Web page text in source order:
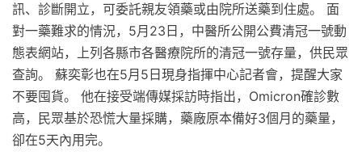
訊、診斷開立，可委託親友領藥或由院所送藥到住處。 面
對一藥難求的情況，5月23日，中醫所公開公費清冠一號動
態表網站，上列各縣市各醫療院所的清冠一號存量，供民眾
查詢。 蘇奕彰也在5月5日現身指揮中心記者會，提醒大家
不要囤貨。 他在接受端傳媒採訪時指出，Omicron確診數
高，民眾基於恐慌大量採購，藥廠原本備好3個月的藥量，
卻在5天內用完。